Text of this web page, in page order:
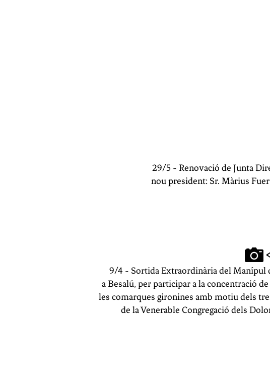
29/5 - Renovació de Junta
nou president:Sr. Màrius
9/4 - Sortida Extraordinària del Manípul
a Besalú, per participar a la concentració
les comarques gironines amb motiu dels
de la Venerable Congregació dels